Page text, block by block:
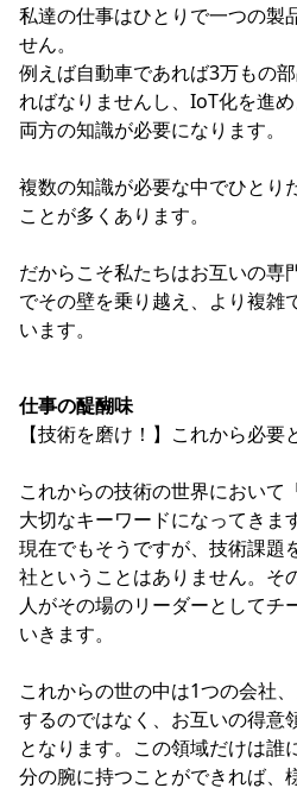
私達の仕事はひとりで一つの製
せん。
例えば自動車であれば3万もの
ればなりませんし、IoT化を進
両方の知識が必要になります。
複数の知識が必要な中でひとり
ことが多くあります。
だからこそ私たちはお互いの専
でその壁を乗り越え、より複雑
います。
仕事の醍醐味
【技術を磨け！】これから必
これからの技術の世界において
大切なキーワードになってきます
現在でもそうですが、技術課題
社ということはありません。そ
人がその場のリーダーとしてチ
いきます。
これからの世の中は1つの会社
するのではなく、お互いの得意
となります。この領域だけは誰
分の腕に持つことができれば、